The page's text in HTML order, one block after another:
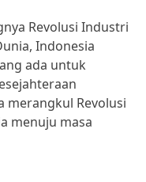
Revolusi Industri
Indonesia
ada untuk
merangkul Revolusi
menuju masa